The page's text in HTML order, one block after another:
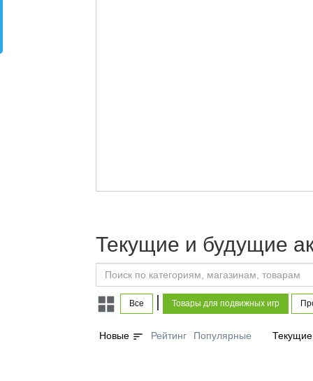
Текущие и будущие
Все | Товары для подвижных игр
Новые sort Рейтинг Популярные Текущие